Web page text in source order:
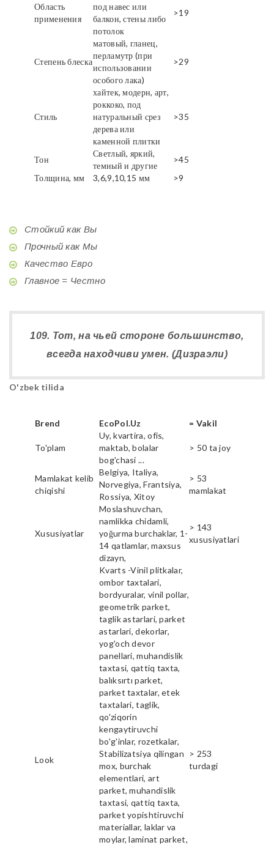
Область
применения
под навес или
балкон, стены либо
потолок
>19
Степень блеска
матовый, гланец,
перламутр (при
использовании
особого лака)
>29
Стиль
хайтек, модерн, арт,
роккоко, под
натуральный срез
дерева или
каменной плитки
>35
Тон
Светлый, яркий,
темный и другие
>45
Толщина, мм
3,6,9,10,15 мм >9
Стойкий как Вы
Прочный как Мы
Качество Евро
Главное = Честно
109. Тот, на чьей стороне большинство,
всегда находчиви умен. (Дизраэли)
O'zbek tilida
Brend EcoPol.Uz = Vakil
To'plam
Uy, kvartira, ofis,
maktab, bolalar
bog'chasi ...
> 50 ta joy
Mamlakat kelib
chiqishi
Belgiya, Italiya,
Norvegiya, Frantsiya,
Rossiya, Xitoy
> 53
mamlakat
Xususiyatlar
Moslashuvchan,
namlikka chidamli,
yoğurma burchaklar, 1-
14 qatlamlar, maxsus
dizayn,
> 143
xususiyatlari
Look
Kvarts -Vinil plitkalar,
ombor taxtalari,
bordyuralar, vinil pollar,
geometrik parket,
taglik astarlari, parket
astarlari, dekorlar,
yog'och devor
panellari, muhandislik
taxtasi, qattiq taxta,
balıksırtı parket,
parket taxtalar, etek
taxtalari, taglik,
qo'ziqorin
kengaytiruvchi
bo'g'inlar, rozetkalar,
Stabilizatsiya qilingan
mox, burchak
elementlari, art
parket, muhandislik
taxtasi, qattiq taxta,
parket yopishtiruvchi
materiallar, laklar va
moylar, laminat parket,
> 253
turdagi